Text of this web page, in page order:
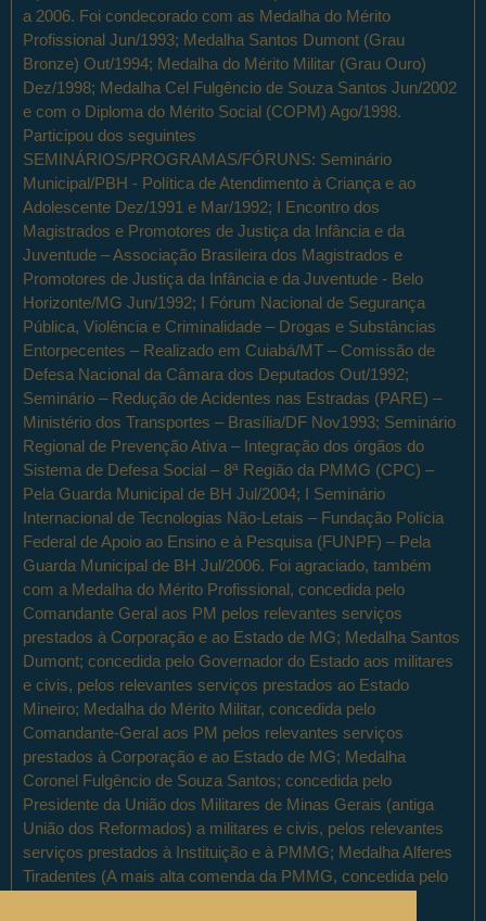
a 2006. Foi condecorado com as Medalha do Mérito
Profissional Jun/1993; Medalha Santos Dumont (Grau
Bronze) Out/1994; Medalha do Mérito Militar (Grau Ouro)
Dez/1998; Medalha Cel Fulgêncio de Souza Santos Jun/2002
e com o Diploma do Mérito Social (COPM) Ago/1998.
Participou dos seguintes
SEMINÁRIOS/PROGRAMAS/FÓRUNS: Seminário
Municipal/PBH - Política de Atendimento à Criança e ao
Adolescente Dez/1991 e Mar/1992; I Encontro dos
Magistrados e Promotores de Justiça da Infância e da
Juventude – Associação Brasileira dos Magistrados e
Promotores de Justiça da Infância e da Juventude - Belo
Horizonte/MG Jun/1992; I Fórum Nacional de Segurança
Pública, Violência e Criminalidade – Drogas e Substâncias
Entorpecentes – Realizado em Cuiabá/MT – Comissão de
Defesa Nacional da Câmara dos Deputados Out/1992;
Seminário – Redução de Acidentes nas Estradas (PARE) –
Ministério dos Transportes – Brasília/DF Nov1993; Seminário
Regional de Prevenção Ativa – Integração dos órgãos do
Sistema de Defesa Social – 8ª Região da PMMG (CPC) –
Pela Guarda Municipal de BH Jul/2004; I Seminário
Internacional de Tecnologias Não-Letais – Fundação Polícia
Federal de Apoio ao Ensino e à Pesquisa (FUNPF) – Pela
Guarda Municipal de BH Jul/2006. Foi agraciado, também
com a Medalha do Mérito Profissional, concedida pelo
Comandante Geral aos PM pelos relevantes serviços
prestados à Corporação e ao Estado de MG; Medalha Santos
Dumont; concedida pelo Governador do Estado aos militares
e civis, pelos relevantes serviços prestados ao Estado
Mineiro; Medalha do Mérito Militar, concedida pelo
Comandante-Geral aos PM pelos relevantes serviços
prestados à Corporação e ao Estado de MG; Medalha
Coronel Fulgêncio de Souza Santos; concedida pelo
Presidente da União dos Militares de Minas Gerais (antiga
União dos Reformados) a militares e civis, pelos relevantes
serviços prestados à Instituição e à PMMG; Medalha Alferes
Tiradentes (A mais alta comenda da PMMG, concedida pelo